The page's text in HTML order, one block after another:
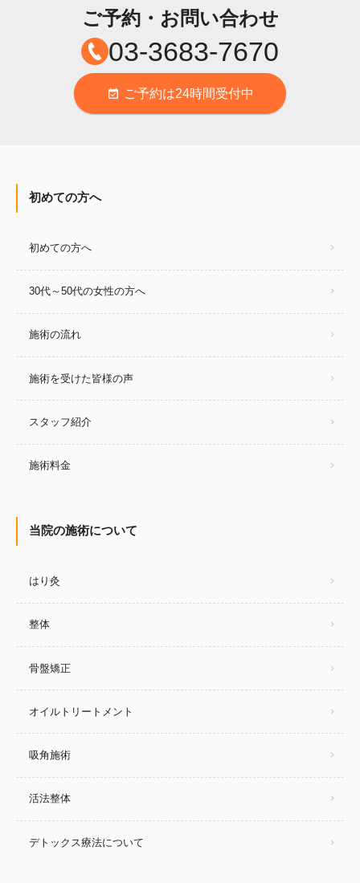
ご予約・お問い合わせ
03-3683-7670
event_available ご予約は24時間受付中
初めての方へ
初めての方へ
30代～50代の女性の方へ
施術の流れ
施術を受けた皆様の声
スタッフ紹介
施術料金
当院の施術について
はり灸
整体
骨盤矯正
オイルトリートメント
吸角施術
活法整体
デトックス療法について